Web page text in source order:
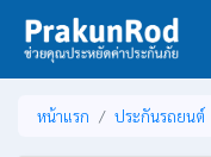
หน้าแรก ประกันรถยนต์